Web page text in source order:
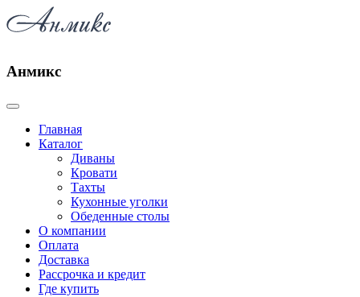
Анмикс
Главная
Каталог
Диваны
Кровати
Тахты
Кухонные уголки
Обеденные столы
О компании
Оплата
Доставка
Рассрочка и кредит
Где купить